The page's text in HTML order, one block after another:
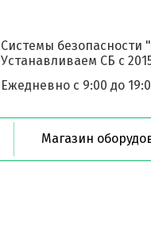
Системы безопасности
Устанавливаем СБ с
Ежедневно с 9:00 до
Магазин